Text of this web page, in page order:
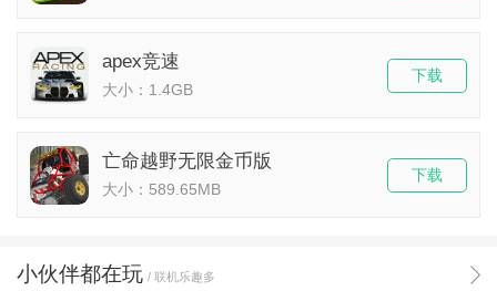
apex竞速
大小：1.4GB
下载
亡命越野无限金币版
大小：589.65MB
下载
小伙伴都在玩 / 联机乐趣多